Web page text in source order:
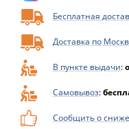
Бесплатная
Доставка по
В пункте выдачи:
Самовывоз:
Сообщить о